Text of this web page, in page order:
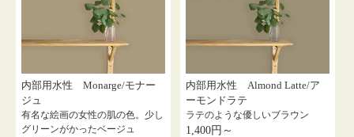
内部用水性 Monarge/モナー
ジュ
有名な絵画の女性の肌の色。少し
グリーンがかったベージュ
内部用水性 Almond Latte/ア
ーモンドラテ
ラテのような優しいブラウン
1,400円～